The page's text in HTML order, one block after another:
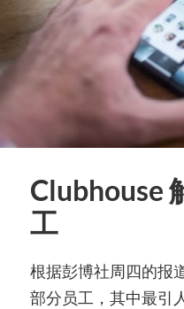
Clubhouse
工
根据彭博社周四的报
部分员工， 其中最引